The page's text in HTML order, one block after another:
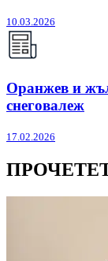
10.03.2026
Оранжев и
снеговалеж
17.02.2026